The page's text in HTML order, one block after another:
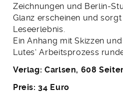
Zeichnungen und Berlin-
Glanz erscheinen und
Leseerlebnis.
Ein Anhang mit Skizzen
Lutes‘ Arbeitsprozess
Verlag: Carlsen, 608
Preis: 34 Euro